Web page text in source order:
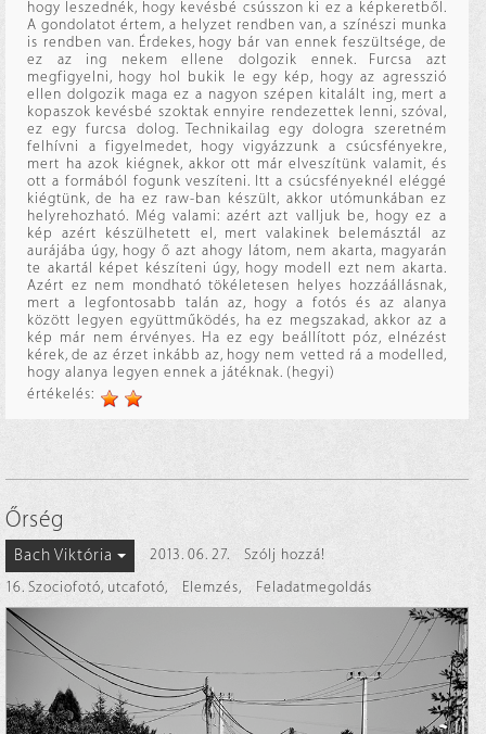
hogy leszednék, hogy kevésbé csússzon ki ez a képkeretből.
A gondolatot értem, a helyzet rendben van, a színészi munka
is rendben van. Érdekes, hogy bár van ennek feszültsége, de
ez az ing nekem ellene dolgozik ennek. Furcsa azt
megfigyelni, hogy hol bukik le egy kép, hogy az agresszió
ellen dolgozik maga ez a nagyon szépen kitalált ing, mert a
kopaszok kevésbé szoktak ennyire rendezettek lenni, szóval,
ez egy furcsa dolog. Technikailag egy dologra szeretném
felhívni a figyelmedet, hogy vigyázzunk a csúcsfényekre,
mert ha azok kiégnek, akkor ott már elveszítünk valamit, és
ott a formából fogunk veszíteni. Itt a csúcsfényeknél eléggé
kiégtünk, de ha ez raw-ban készült, akkor utómunkában ez
helyrehozható. Még valami: azért azt valljuk be, hogy ez a
kép azért készülhetett el, mert valakinek belemásztál az
aurájába úgy, hogy ő azt ahogy látom, nem akarta, magyarán
te akartál képet készíteni úgy, hogy modell ezt nem akarta.
Azért ez nem mondható tökéletesen helyes hozzáállásnak,
mert a legfontosabb talán az, hogy a fotós és az alanya
között legyen együttműködés, ha ez megszakad, akkor az a
kép már nem érvényes. Ha ez egy beállított póz, elnézést
kérek, de az érzet inkább az, hogy nem vetted rá a modelled,
hogy alanya legyen ennek a játéknak. (hegyi)
értékelés:
Őrség
Bach Viktória 2013. 06. 27.
Szólj hozzá!
16. Szociofotó, utcafotó, Elemzés, Feladatmegoldás